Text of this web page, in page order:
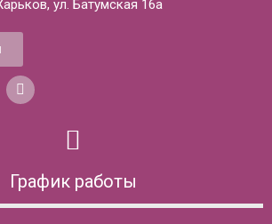
ул. Батумская 16а
График работы